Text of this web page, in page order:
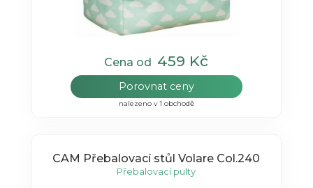
Cena od 459 Kč
Porovnat ceny
nalezeno v 1 obchodě
CAM Přebalovací stůl Volare Col.240
Přebalovací pulty